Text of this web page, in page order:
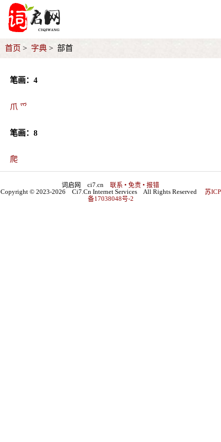
首页 字典 部首
笔画：4
爪 爫
笔画：8
爬
词启网 ci7.cn 联系 • 免责 • 报错
Copyright © 2023-2026 Ci7.Cn Internet Services All Rights Reserved
苏ICP
备17038048号-2